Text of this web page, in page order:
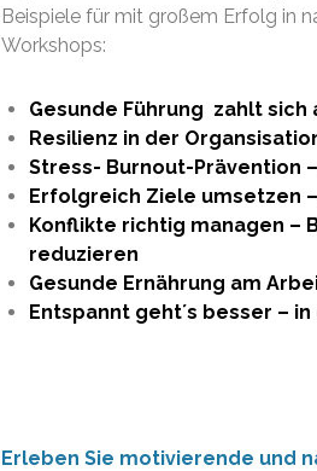
Beispiele für mit großem Erfolg in
Workshops:
Gesunde Führung zahlt sich
Resilienz in der
Stress- Burnout-Prävention
Erfolgreich Ziele umsetzen
Konflikte richtig managen –
reduzieren
Gesunde Ernährung am
Entspannt geht´s besser –
Erleben Sie motivierende und